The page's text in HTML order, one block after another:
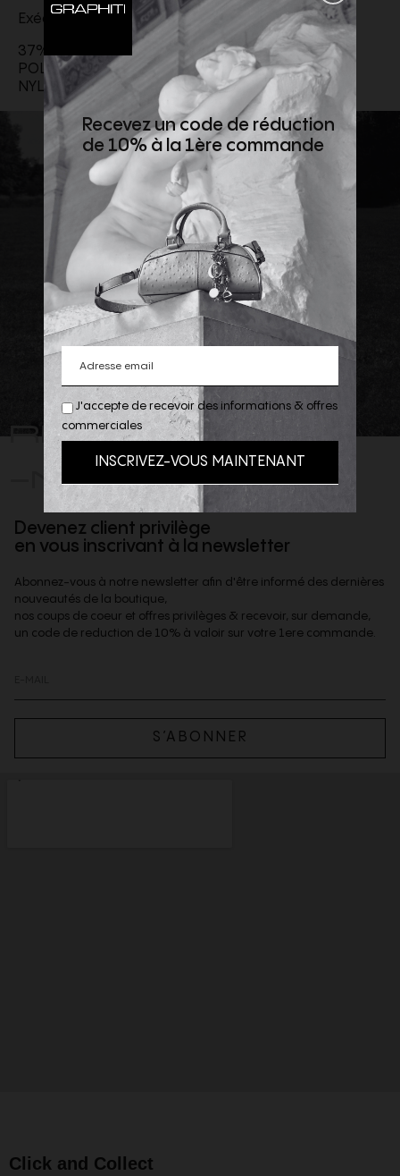
Exécution spéciale
37% PAPIER TISSU, 21% LIN, 15% SOIE, 8%
POLYESTER, 6% POLYAMIDE, 5% VISCOSE, 5%
NYLON, 2% POLYESTER, 1% METAL
REJOIGNEZ
-NOUS
Devenez client privilège
en vous inscrivant à la newsletter
Abonnez-vous à notre newsletter afin d'être informé des dernières
nouveautés de la boutique,
nos coups de coeur et offres privilèges & recevoir, sur demande,
un code de reduction de 10% à valoir sur votre 1ere commande.
S’ABONNER
Click and Collect
J'accepte de recevoir des informations & offres
commerciales
Recevez un code de réduction
de 10% à la 1ère commande